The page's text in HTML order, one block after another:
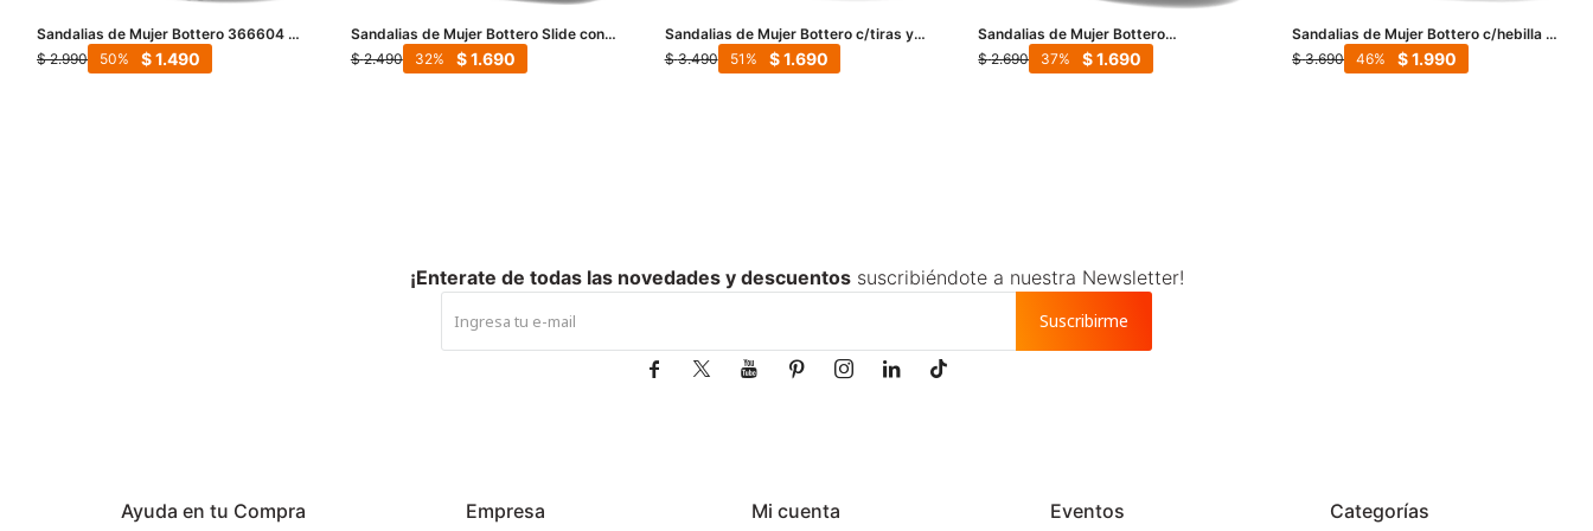
Sandalias de Mujer Bottero 366604 -
Marrón - Blanco
$ 2.990 $1.490
50
Sandalias de Mujer Bottero Slide con
Detalle Metálico - Marrón - Marrón
$ 2.490 $1.690
32
Sandalias de Mujer Bottero c/tiras y
hebilla - Marrón - Marrón Claro
$ 3.490 $ 1.690
51
Sandalias de Mujer Bottero
Franciscana - 366204 - Marrón -
$ 2.690 $1.690
37
Sandalias de Mujer Bottero c/hebilla -
Marrón - Marrón Claro
$ 3.690 $1.990
46
Ayuda en tu Compra Empresa Mi cuenta Eventos Categorías
¡Enterate de todas las novedades y descuentossuscribiéndote a nuestra Newsletter!
Suscribirme
      